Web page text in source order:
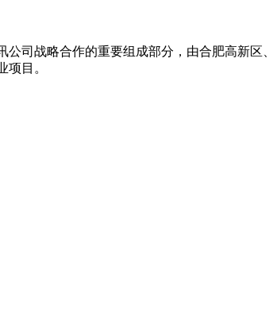
公司战略合作的重要组成部分，由合肥高新
项目。